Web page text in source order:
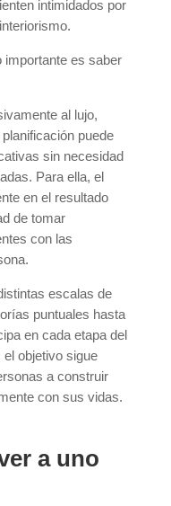
intimidados por
importante es saber
al lujo,
puede
sin necesidad
Para ella, el
en el resultado
de tomar
con las
escalas de
puntuales hasta
en cada etapa del
objetivo sigue
a construir
con sus vidas.
a uno